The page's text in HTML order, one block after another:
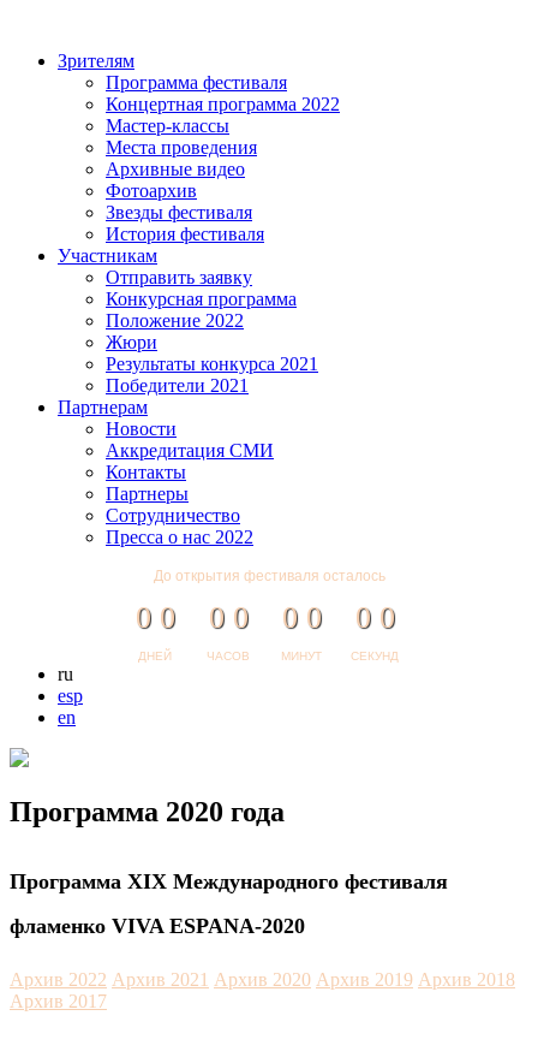
Зрителям
Программа фестиваля
Концертная программа 2022
Мастер-классы
Места проведения
Архивные видео
Фотоархив
Звезды фестиваля
История фестиваля
Участникам
Отправить заявку
Конкурсная программа
Положение 2022
Жюри
Результаты конкурса 2021
Победители 2021
Партнерам
Новости
Аккредитация СМИ
Контакты
Партнеры
Сотрудничество
Пресса о нас 2022
До открытия фестиваля осталось
ДНЕЙ
0 0
ЧАСОВ
0 0
МИНУТ
0 0
СЕКУНД
0 0
ru
esp
en
Программа 2020 года
Программа XIX Международного фестиваля
фламенко VIVA ESPANA-2020
Архив 2022 Архив 2021 Архив 2020 Архив 2019 Архив 2018
Архив 2017